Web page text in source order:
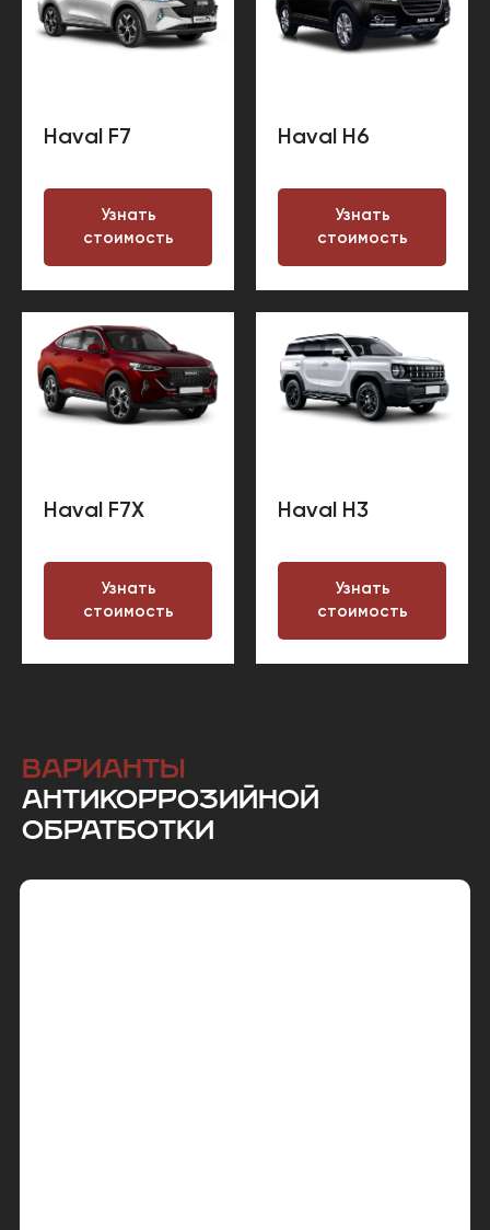
Haval F7
Узнать
стоимость
Haval H6
Узнать
стоимость
Haval F7Х
Узнать
стоимость
Haval H3
Узнать
стоимость
ВАРИАНТЫ
АНТИКОРРОЗИЙНОЙ
ОБРАТБОТКИ